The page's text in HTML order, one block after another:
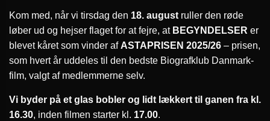
Kom med, når vi tirsdag den 18. august ruller den røde
løber ud og hejser flaget for at fejre, at BEGYNDELSER er
blevet kåret som vinder afASTAPRISEN 2025/26 – prisen,
som hvert år uddeles til den bedste Biografklub Danmark-
film, valgt af medlemmerne selv.
Vi byder på et glas bobler og lidt lækkert til ganen fra kl.
16.30, inden filmen starter kl. 17.00.